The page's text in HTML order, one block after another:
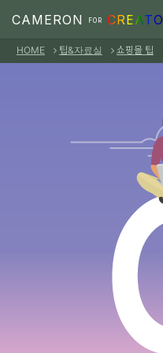
본문으로 바로가기
CAMERON FOR
HOME 팁&자료실 쇼핑몰 팁